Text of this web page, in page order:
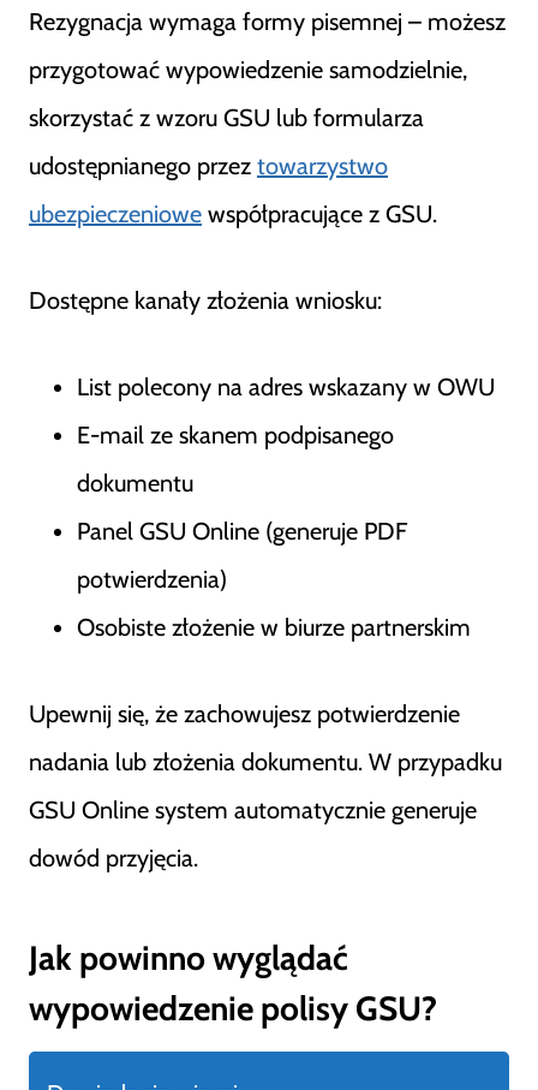
Rezygnacja wymaga formy pisemnej – możesz
przygotować wypowiedzenie samodzielnie,
skorzystać z wzoru GSU lub formularza
udostępnianego przez towarzystwo
ubezpieczeniowe współpracujące z GSU.
Dostępne kanały złożenia wniosku:
List polecony na adres wskazany w OWU
E-mail ze skanem podpisanego
dokumentu
Panel GSU Online (generuje PDF
potwierdzenia)
Osobiste złożenie w biurze partnerskim
Upewnij się, że zachowujesz potwierdzenie
nadania lub złożenia dokumentu. W przypadku
GSU Online system automatycznie generuje
dowód przyjęcia.
Jak powinno wyglądać
wypowiedzenie polisy GSU?